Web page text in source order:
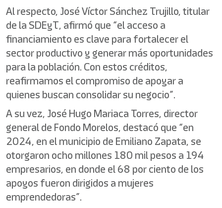
Al respecto, José Víctor Sánchez Trujillo, titular
de la SDEyT, afirmó que “el acceso a
financiamiento es clave para fortalecer el
sector productivo y generar más oportunidades
para la población. Con estos créditos,
reafirmamos el compromiso de apoyar a
quienes buscan consolidar su negocio”.
A su vez, José Hugo Mariaca Torres, director
general de Fondo Morelos, destacó que “en
2024, en el municipio de Emiliano Zapata, se
otorgaron ocho millones 180 mil pesos a 194
empresarios, en donde el 68 por ciento de los
apoyos fueron dirigidos a mujeres
emprendedoras”.